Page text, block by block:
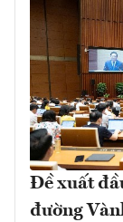
Đề xuất
đường